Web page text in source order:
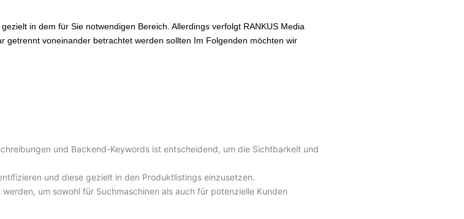
in dem für Sie notwendigen Bereich. Allerdings verfolgt RANKUS Media
getrennt voneinander betrachtet werden sollten Im Folgenden möchten wir
und Backend-Keywords ist entscheidend, um die Sichtbarkeit und
und diese gezielt in den Produktlistings einzusetzen.
um sowohl für Suchmaschinen als auch für potenzielle Kunden